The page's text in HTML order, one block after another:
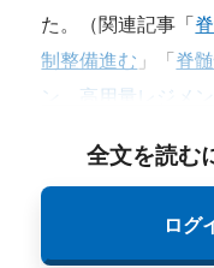
た。（関連記事「
制整備進む 」「 脊
ン、高用量レジメ
全文を読む
ログ